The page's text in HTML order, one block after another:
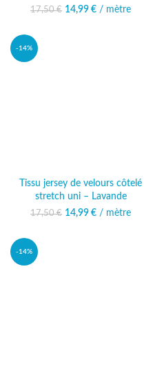
17,50€
Le prix initial était :
14,99 €
Le prix
/ mètre
-14%
Tissu jersey de velours côtelé
stretch uni – Lavande
17,50€
Le prix initial était :
14,99 €
Le prix
/ mètre
-14%